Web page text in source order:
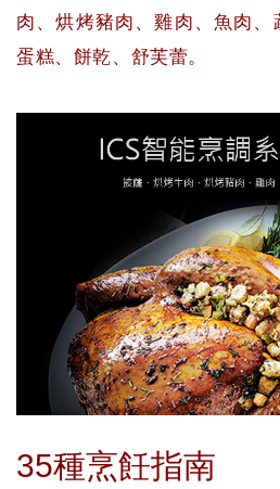
肉、烘烤豬肉、雞肉、魚肉、
蛋糕、餅乾、舒芙蕾。
35種烹飪指南